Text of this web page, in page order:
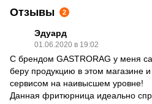
Отзывы 2
Эдуард
01.06.2020 в 19:02
С брендом GASTRORAG у меня
беру продукцию в этом магазине
сервисом на наивысшем уровне!
Данная фритюрница идеально